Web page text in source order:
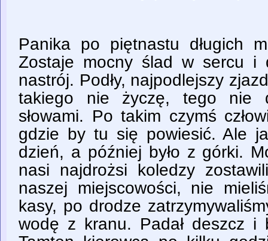
Panika po piętnastu długich
Zostaje mocny ślad w sercu i
nastrój. Podły, najpodlejszy
takiego nie życzę, tego nie
słowami. Po takim czymś
gdzie by tu się powiesić. Ale
dzień, a później było z górki.
nasi najdrożsi koledzy
naszej miejscowości, nie
kasy, po drodze
wodę z kranu. Padał deszcz i